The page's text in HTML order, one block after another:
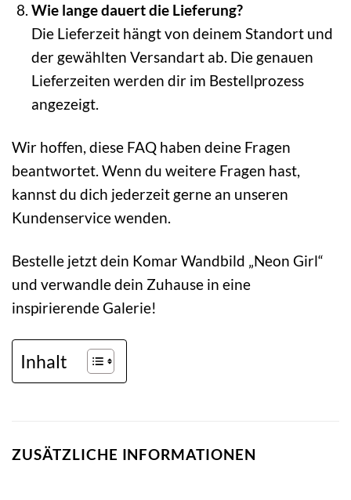
Wie lange dauert die Lieferung?
Die Lieferzeit hängt von deinem Standort und
der gewählten Versandart ab. Die genauen
Lieferzeiten werden dir im Bestellprozess
angezeigt.
Wir hoffen, diese FAQ haben deine Fragen
beantwortet. Wenn du weitere Fragen hast,
kannst du dich jederzeit gerne an unseren
Kundenservice wenden.
Bestelle jetzt dein Komar Wandbild „Neon Girl“
und verwandle dein Zuhause in eine
inspirierende Galerie!
Inhalt
ZUSÄTZLICHE INFORMATIONEN